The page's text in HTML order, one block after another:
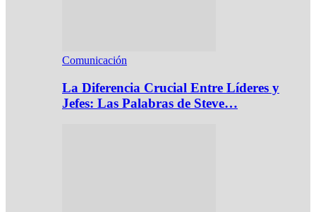
Comunicación
La Diferencia Crucial Entre Líderes y
Jefes: Las Palabras de Steve…